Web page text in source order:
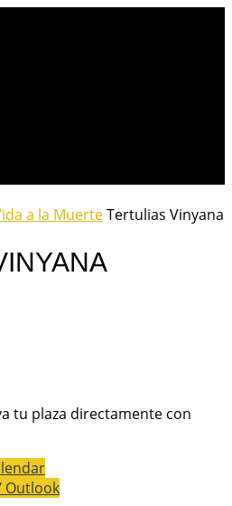
a la MuerteTertulias Vinyana
tu plaza directamente con
Outlook